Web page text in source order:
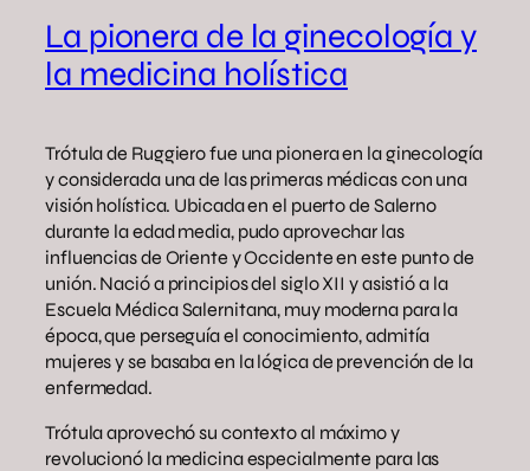
La pionera de la ginecología y
la medicina holística
Trótula de Ruggiero fue una pionera en la ginecología
y considerada una de las primeras médicas con una
visión holística. Ubicada en el puerto de Salerno
durante la edad media, pudo aprovechar las
influencias de Oriente y Occidente en este punto de
unión. Nació a principios del siglo XII y asistió a la
Escuela Médica Salernitana, muy moderna para la
época, que perseguía el conocimiento, admitía
mujeres y se basaba en la lógica de prevención de la
enfermedad.
Trótula aprovechó su contexto al máximo y
revolucionó la medicina especialmente para las